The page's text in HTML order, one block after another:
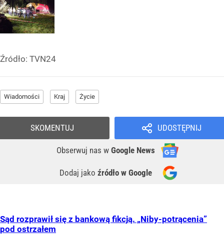
Źródło: TVN24
Wiadomości Kraj Życie
UDOSTĘPNIJ
Obserwuj nas w Google News
Dodaj jako źródło w Google
SKOMENTUJ
Sąd rozprawił się z bankową fikcją. „Niby-potrącenia”
pod ostrzałem